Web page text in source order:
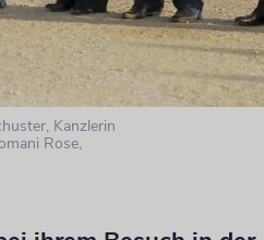
Kanzlerin
Rose,